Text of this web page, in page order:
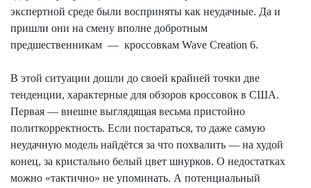
экспертной среде были восприняты как неудачные. Да и
пришли они на смену вполне добротным
предшественникам — кроссовкам Wave Creation 6.
В этой ситуации дошли до своей крайней точки две
тенденции, характерные для обзоров кроссовок в США.
Первая — внешне выглядящая весьма пристойно
политкорректность. Если постараться, то даже самую
неудачную модель найдётся за что похвалить — на худой
конец, за кристально белый цвет шнурков. О недостатках
можно «тактично» не упоминать. А потенциальный